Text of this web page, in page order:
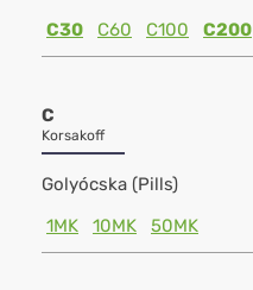
C30
C60 C100 C200
C
Korsakoff
Golyócska (Pills)
1MK
10MK 50MK